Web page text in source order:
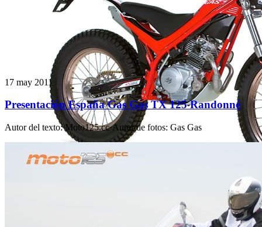
17 may 2011
Presentación España Gas Gas TX 125 Randonné
Autor del texto: Moto125.cc·Autor de fotos: Gas Gas